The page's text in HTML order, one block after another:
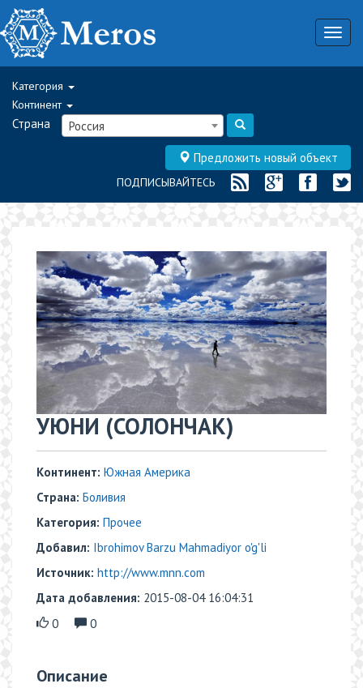
Категория
Континент
Страна Россия
Предложить новый объект
ПОДПИСЫВАЙТЕСЬ
УЮНИ (СОЛОНЧАК)
Континент: Южная Америка
Страна: Боливия
Категория: Прочее
Добавил: Ibrohimov Barzu Mahmadiyor o'g'li
Источник: http://www.mnn.com
Дата добавления: 2015-08-04 16:04:31
0
0
Описание